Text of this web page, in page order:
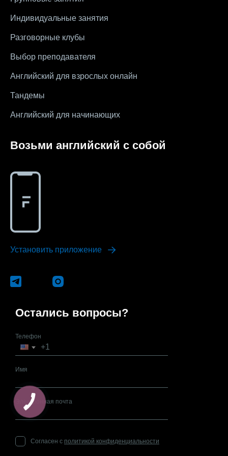
#CV #резюме
#idioms #эссе
Индивидуальные занятия
Разговорные клубы
Выбор преподавателя
Английский для взрослых онлайн
Тандемы
Английский для начинающих
Возьми английский с собой
Установить приложение
Остались вопросы?
Телефон
Имя
Электронная почта
Согласен с политикой конфиденциальности